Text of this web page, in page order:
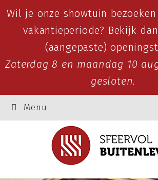
Wil je onze showtuin
vakantieperiode? Bekijk dan
(aangepaste)
Zaterdag 8 en maandag 10
gesloten.
Menu